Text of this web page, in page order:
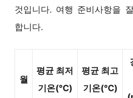
것입니다. 여행 준비사항을
합니다.
월
평균 최저
기온(℃)
평균 최고
기온(℃)